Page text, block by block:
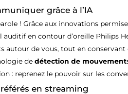
grâce à l’IA
! Grâce aux innovations
auditif en contour d’oreille Philips
autour de vous, tout en
de détection de mouvement
: reprenez le pouvoir sur les
en streaming